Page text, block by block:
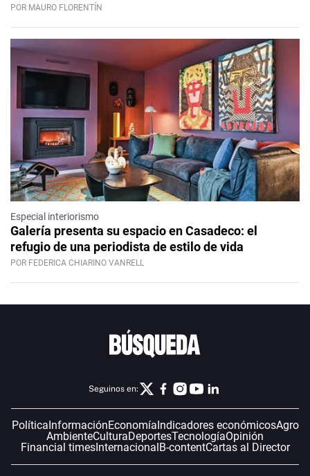
POR MAURO FLORENTÍN
Especial interiorismo
Galería presenta su espacio en Casadeco: el
refugio de una periodista de estilo de vida
POR FEDERICA CHIARINO VANRELL
Seguinos en:
PolíticaInformaciónEconomíaIndicadores económicosAgro
AmbienteCulturaDeportesTecnologíaOpinión
Financial timesInternacionalB-contentCartas al Director